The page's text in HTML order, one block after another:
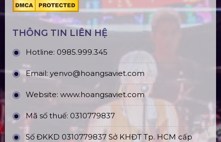
THÔNG TIN LIÊN HỆ
Hotline: 0985.999.345
Email: yenvo@hoangsaviet.com
Website: www.hoangsaviet.com
Mã số thuế: 0310779837
Số ĐKKD 0310779837 Sở KHĐT Tp. HCM cấp